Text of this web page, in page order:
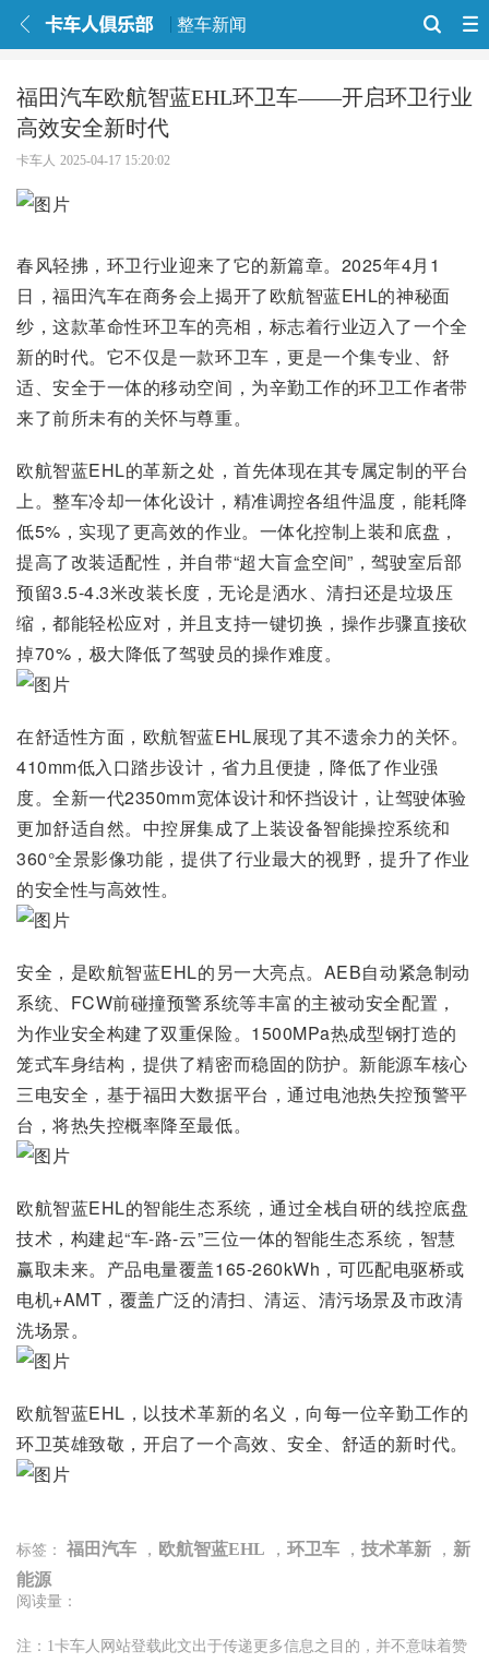
整车新闻
福田汽车欧航智蓝EHL环卫车——开启环卫行业
高效安全新时代
卡车人 2025-04-17 15:20:02
春风轻拂，环卫行业迎来了它的新篇章。2025年4月1
日，福田汽车在商务会上揭开了欧航智蓝EHL的神秘面
纱，这款革命性环卫车的亮相，标志着行业迈入了一个全
新的时代。它不仅是一款环卫车，更是一个集专业、舒
适、安全于一体的移动空间，为辛勤工作的环卫工作者带
来了前所未有的关怀与尊重。
欧航智蓝EHL的革新之处，首先体现在其专属定制的平台
上。整车冷却一体化设计，精准调控各组件温度，能耗降
低5%，实现了更高效的作业。一体化控制上装和底盘，
提高了改装适配性，并自带“超大盲盒空间”，驾驶室后部
预留3.5-4.3米改装长度，无论是洒水、清扫还是垃圾压
缩，都能轻松应对，并且支持一键切换，操作步骤直接砍
掉70%，极大降低了驾驶员的操作难度。
在舒适性方面，欧航智蓝EHL展现了其不遗余力的关怀。
410mm低入口踏步设计，省力且便捷，降低了作业强
度。全新一代2350mm宽体设计和怀挡设计，让驾驶体验
更加舒适自然。中控屏集成了上装设备智能操控系统和
360°全景影像功能，提供了行业最大的视野，提升了作业
的安全性与高效性。
安全，是欧航智蓝EHL的另一大亮点。AEB自动紧急制动
系统、FCW前碰撞预警系统等丰富的主被动安全配置，
为作业安全构建了双重保险。1500MPa热成型钢打造的
笼式车身结构，提供了精密而稳固的防护。新能源车核心
三电安全，基于福田大数据平台，通过电池热失控预警平
台，将热失控概率降至最低。
欧航智蓝EHL的智能生态系统，通过全栈自研的线控底盘
技术，构建起“车-路-云”三位一体的智能生态系统，智慧
赢取未来。产品电量覆盖165-260kWh，可匹配电驱桥或
电机+AMT，覆盖广泛的清扫、清运、清污场景及市政清
洗场景。
欧航智蓝EHL，以技术革新的名义，向每一位辛勤工作的
环卫英雄致敬，开启了一个高效、安全、舒适的新时代。
标签： 福田汽车 ， 欧航智蓝EHL ， 环卫车 ， 技术革新 ， 新
能源
阅读量：
注：1卡车人网站登载此文出于传递更多信息之目的，并不意味着赞